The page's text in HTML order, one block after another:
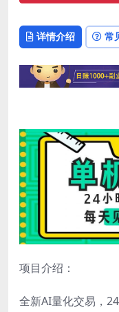
详情介绍 常
项目介绍：
全新AI量化交易，